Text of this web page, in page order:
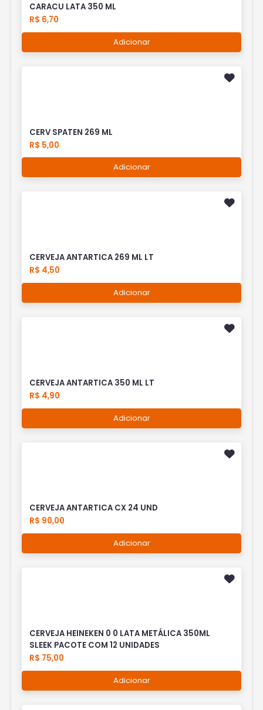
CARACU LATA 350 ML
R$ 6,70
Adicionar
CERV SPATEN 269 ML
R$ 5,00
Adicionar
CERVEJA ANTARTICA 269 ML LT
R$ 4,50
Adicionar
CERVEJA ANTARTICA 350 ML LT
R$ 4,90
Adicionar
CERVEJA ANTARTICA CX 24 UND
R$ 90,00
Adicionar
CERVEJA HEINEKEN 0 0 LATA METÁLICA 350ML
SLEEK PACOTE COM 12 UNIDADES
R$ 75,00
Adicionar